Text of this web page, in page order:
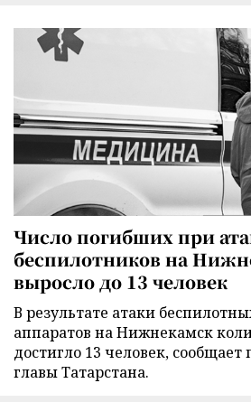
Число погибших при
беспилотников на
выросло до 13 человек
В результате атаки
аппаратов на Нижнекамск
достигло 13 человек, сообщает
главы Татарстана.